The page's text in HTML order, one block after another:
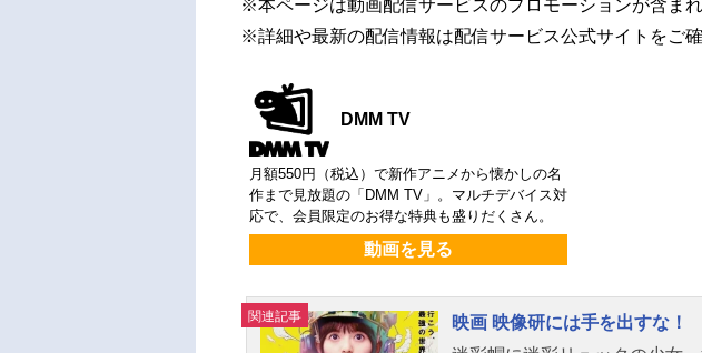
※本ページは動画配信サービスのプロモーションが含まれ
※詳細や最新の配信情報は配信サービス公式サイトをご確
DMM TV
月額550円（税込）で新作アニメから懐かしの名
作まで見放題の「DMM TV」。マルチデバイス対
応で、会員限定のお得な特典も盛りだくさん。
動画を見る
関連記事
映画 映像研には手を出すな！